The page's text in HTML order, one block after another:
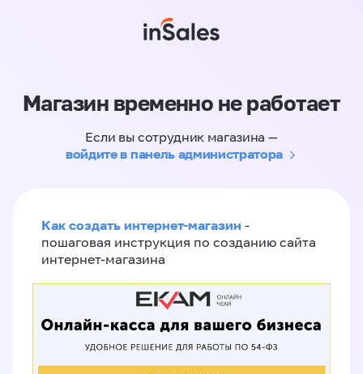
Магазин временно не работает
Если вы сотрудник магазина —
войдите в панель администратора
Как создать интернет-магазин -
пошаговая инструкция по созданию сайта
интернет-магазина